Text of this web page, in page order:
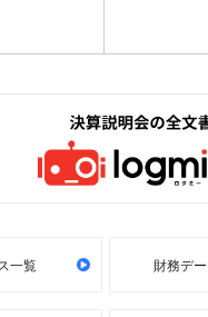
一覧 財務デー